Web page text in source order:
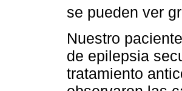
se pueden ver
Nuestro
de epilepsia
tratamiento